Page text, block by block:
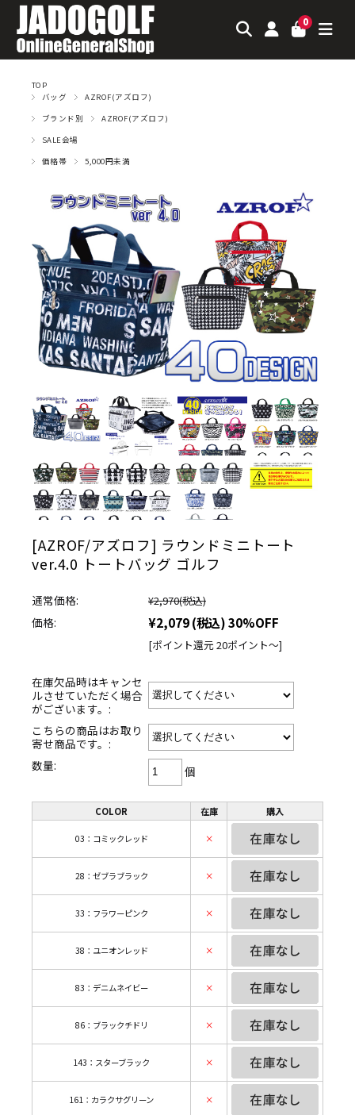
0
TOP
バッグ
AZROF(アズロフ)
ブランド別
AZROF(アズロフ)
SALE会場
価格帯
5,000円未満
[AZROF/アズロフ] ラウンドミニトート
ver.4.0 トートバッグ ゴルフ
通常価格: ¥2,970(税込)
価格: ¥2,079(税込)30%OFF
[ポイント還元 20ポイント～]
在庫欠品時はキャンセ
ルさせていただく場合
がございます。:
こちらの商品はお取り
寄せ商品です。:
数量:
個
COLOR 在庫 購入
03：コミックレッド ×
28：ゼブラブラック ×
33：フラワーピンク ×
38：ユニオンレッド ×
83：デニムネイビー ×
86：ブラックチドリ ×
143：スターブラック ×
161：カラクサグリーン ×